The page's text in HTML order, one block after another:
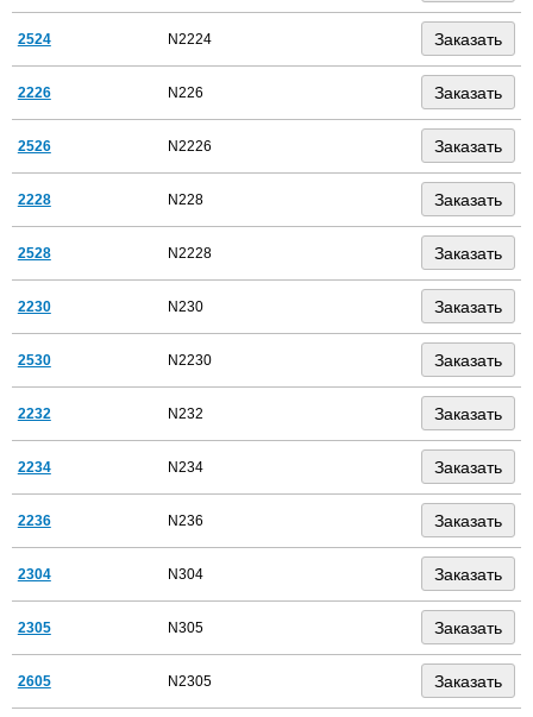
2524 N2224
2226 N226
2526 N2226
2228 N228
2528 N2228
2230 N230
2530 N2230
2232 N232
2234 N234
2236 N236
2304 N304
2305 N305
2605 N2305